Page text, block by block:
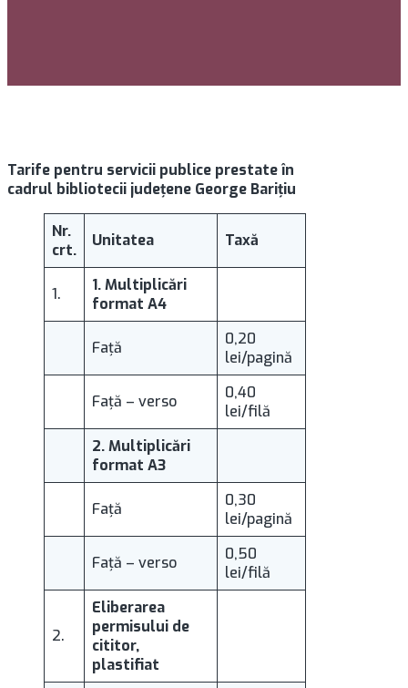
Tarife pentru servicii publice prestate în
cadrul bibliotecii judeţene George Bariţiu
Nr.
crt.
Unitatea Taxă
1.
1. Multiplicări
format A4
Faţă
0,20
lei/pagină
Faţă – verso
0,40
lei/filă
2. Multiplicări
format A3
Faţă
0,30
lei/pagină
Faţă – verso
0,50
lei/filă
2.
Eliberarea
permisului de
cititor,
plastifiat